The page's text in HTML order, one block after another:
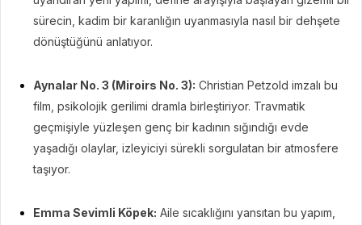
sürecin, kadim bir karanlığın uyanmasıyla nasıl bir dehşete
dönüştüğünü anlatıyor.
Aynalar No. 3 (Miroirs No. 3): Christian Petzold imzalı bu
film, psikolojik gerilimi dramla birleştiriyor. Travmatik
geçmişiyle yüzleşen genç bir kadının sığındığı evde
yaşadığı olaylar, izleyiciyi sürekli sorgulatan bir atmosfere
taşıyor.
Emma Sevimli Köpek: Aile sıcaklığını yansıtan bu yapım,